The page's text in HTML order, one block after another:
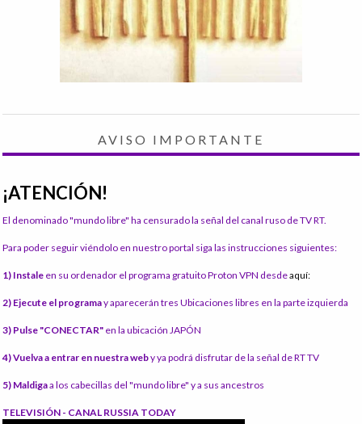
AVISO IMPORTANTE
¡ATENCIÓN!
El denominado "mundo libre" ha censurado la señal del canal ruso de TV RT.
Para poder seguir viéndolo en nuestro portal siga las instrucciones siguientes:
1) Instale en su ordenador el programa gratuito Proton VPN desdeaquí:
2) Ejecute el programay aparecerán tres Ubicaciones libres en la parte izquierda
3) Pulse "CONECTAR" en la ubicación JAPÓN
4) Vuelva a entrar en nuestra weby ya podrá disfrutar de la señal de RT TV
5) Maldigaa los cabecillas del "mundo libre" y a sus ancestros
TELEVISIÓN - CANAL RUSSIA TODAY